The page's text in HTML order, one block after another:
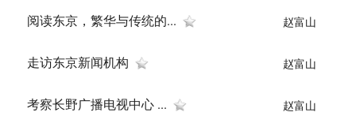
阅读东京，繁华与传统的... 赵富山
走访东京新闻机构 赵富山
考察长野广播电视中心 ... 赵富山